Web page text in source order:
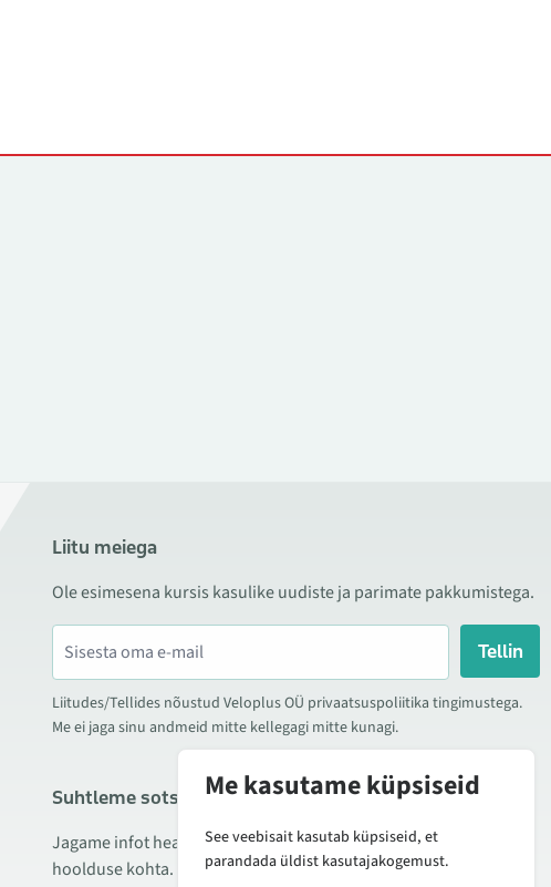
Liitu meiega
Ole esimesena kursis kasulike uudiste ja parimate pakkumistega.
Tellin
Liitudes/Tellides nõustud Veloplus OÜ privaatsuspoliitika tingimustega.
Me ei jaga sinu andmeid mitte kellegagi mitte kunagi.
Suhtleme sotsiaalmeedias
Jagame infot hea hinna kampaaniate, uute toodete ning
hoolduse kohta. Mõnikord teeme ka tooteülevaateid.
Me kasutame küpsiseid
See veebisait kasutab küpsiseid, et
parandada üldist kasutajakogemust.